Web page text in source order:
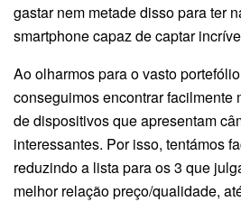
gastar nem metade disso para ter
smartphone capaz de captar
Ao olharmos para o vasto
conseguimos encontrar facilmente
de dispositivos que apresentam
interessantes. Por isso, tentámos
reduzindo a lista para os 3 que
melhor relação preço/qualidade,